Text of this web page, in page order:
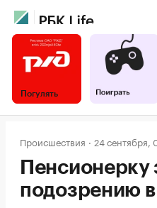
Погулять
Происшествия 24 сентября,
Пенсионерку
подозрению в